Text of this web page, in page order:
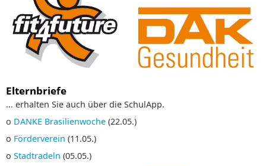
Elternbriefe
... erhalten Sie auch über die SchulApp.
o DANKE Brasilienwoche (22.05.)
o Förderverein (11.05.)
o Stadtradeln (05.05.)